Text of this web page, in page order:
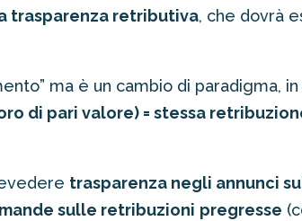
trasparenza retributiva, che dovrà
ma è un cambio di paradigma,
di pari valore) = stessa
trasparenza negli annunci
sulle retribuzioni pregresse